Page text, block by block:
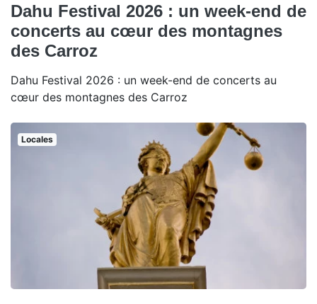
Dahu Festival 2026 : un week-end de
concerts au cœur des montagnes
des Carroz
Dahu Festival 2026 : un week-end de concerts au
cœur des montagnes des Carroz
Locales